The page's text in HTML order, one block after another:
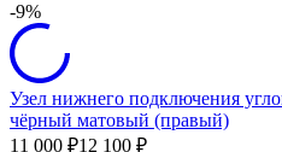
-9%
Узел нижнего подключения
чёрный матовый (правый)
11 000 ₽12 100 ₽